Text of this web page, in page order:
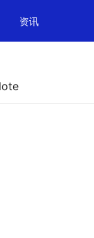
资讯